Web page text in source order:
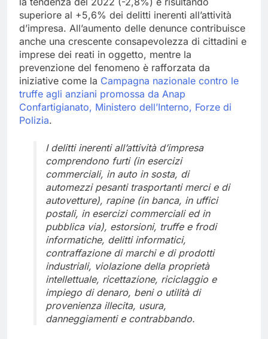
superiore al +5,6% dei delitti inerenti all’attività
d’impresa. All’aumento delle denunce contribuisce
anche una crescente consapevolezza di cittadini e
imprese dei reati in oggetto, mentre la
prevenzione del fenomeno è rafforzata da
iniziative come la Campagna nazionale contro le
truffe agli anziani promossa da Anap
Confartigianato, Ministero dell’Interno, Forze di
Polizia.
I delitti inerenti all’attività d’impresa
comprendono furti (in esercizi
commerciali, in auto in sosta, di
automezzi pesanti trasportanti merci e di
autovetture), rapine (in banca, in uffici
postali, in esercizi commerciali ed in
pubblica via), estorsioni, truffe e frodi
informatiche, delitti informatici,
contraffazione di marchi e di prodotti
industriali, violazione della proprietà
intellettuale, ricettazione, riciclaggio e
impiego di denaro, beni o utilità di
provenienza illecita, usura,
danneggiamenti e contrabbando.